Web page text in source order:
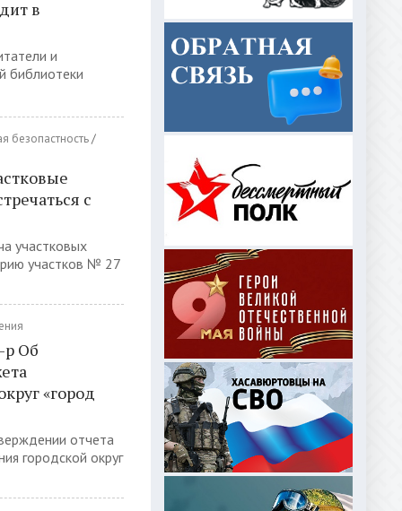
в
и
библиотеки
безопастность/
с
участковых
участков № 27
р Об
«город
отчета
городской округ